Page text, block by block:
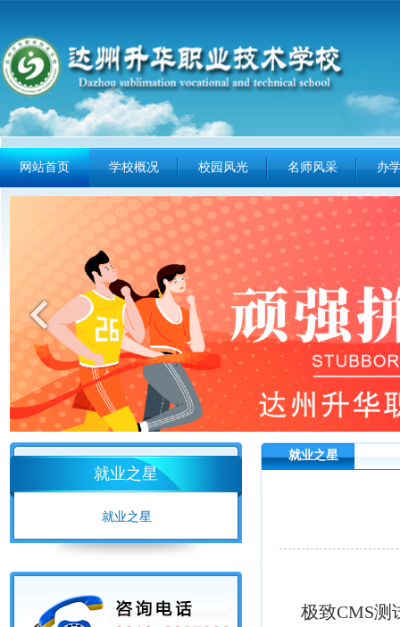
网站首页 学校概况 校园风光 名师风采 办
就业之星
就业之星
就业之星
极致CMS测